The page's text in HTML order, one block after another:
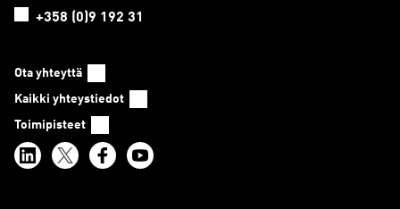
+358 (0)9 192 31
Ota yhteyttä
Kaikki yhteystiedot
Toimipisteet